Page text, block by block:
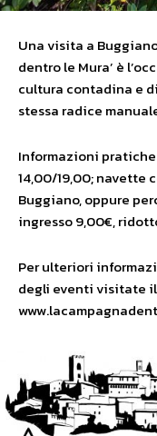
Una visita a
dentro le Mura’ è
cultura contadina e
stessa radice
Informazioni
14,00/19,00; navette
Buggiano, oppure
ingresso 9,00€,
Per ulteriori
degli eventi visitate